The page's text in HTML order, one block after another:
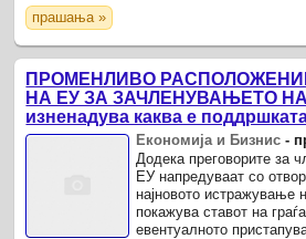
прашања »
ПРОМЕНЛИВО
НА ЕУ ЗА ЗАЧЛЕНУВАЊЕТО
изненадува каква е
Франција и Германија
Економија и Бизнис -
Додека преговорите за
ЕУ напредуваат со
најновото истражување
покажува ставот на
евентуалното